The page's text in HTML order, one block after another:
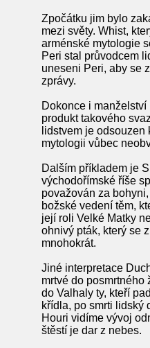
Zpočátku jim bylo
mezi světy. Whist,
arménské mytologie
Peri stal průvodcem
uneseni Peri, aby se
zprávy.
Dokonce i
produkt takového
lidstvem je
mytologii vůbec
Dalším příkladem je
východořímské říše
považován za
božské vedení těm,
její roli Velké Matky
ohnivý pták, který se
mnohokrát.
Jiné interpretace
mrtvé do posmrtného
do Valhaly ty, kteří
křídla, po smrti lidský
Houri vidíme vývoj
štěstí je dar z nebes.